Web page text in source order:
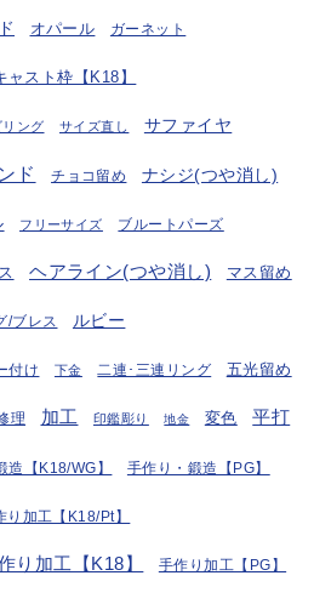
オパール ガーネット
ャスト枠【K18】
リング サイズ直し サファイヤ
ド チョコ留め ナシジ(つや消し)
フリーサイズ ブルートパーズ
ヘアライン(つや消し) マス留め
/ブレス ルビー
付け 下金 二連･三連リング 五光留め
理 加工 印鑑彫り 地金 変色 平打
造【K18/WG】 手作り・鍛造【PG】
り加工【K18/Pt】
り加工【K18】 手作り加工【PG】